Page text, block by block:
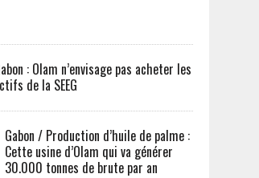
: Olam n’envisage pas acheter les
de la SEEG
Gabon / Production d’huile de palme :
Cette usine d’Olam qui va générer
30.000 tonnes de brute par an